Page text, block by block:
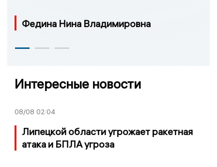
Федина Нина Владимировна
Интересные новости
08/08 02:04
Липецкой области угрожает ракетная
атака и БПЛА угроза